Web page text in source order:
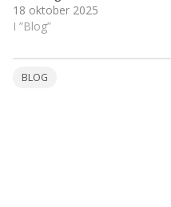
18 oktober 2025
I ”Blog”
BLOG